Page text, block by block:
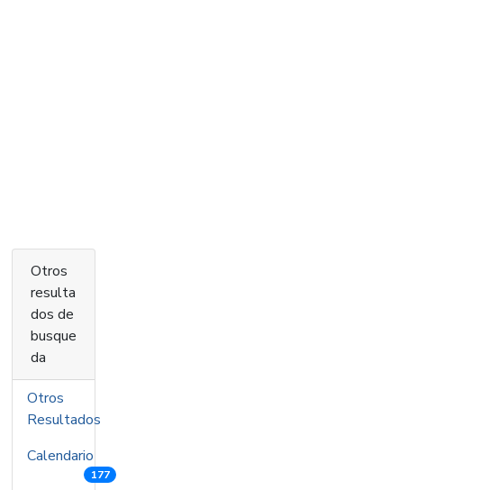
Otros
resulta
dos de
busque
da
Otros
Resultados
Calendario
177